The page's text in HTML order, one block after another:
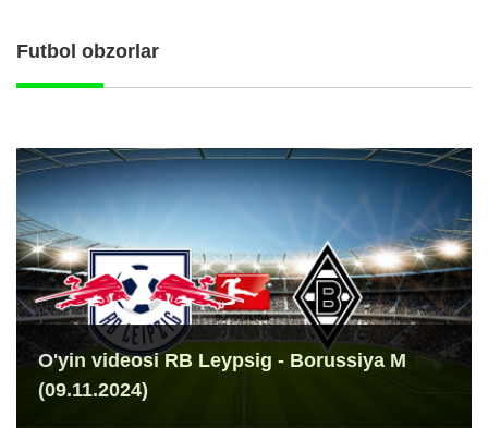
Futbol obzorlar
O'yin videosi RB Leypsig - Borussiya M
(09.11.2024)